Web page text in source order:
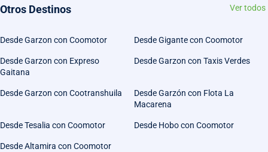
Otros Destinos Ver todos
Desde Garzon con Coomotor Desde Gigante con Coomotor
Desde Garzon con Expreso
Gaitana
Desde Garzon con Taxis Verdes
Desde Garzon con Cootranshuila
Desde Garzón con Flota La
Macarena
Desde Tesalia con Coomotor Desde Hobo con Coomotor
Desde Altamira con Coomotor